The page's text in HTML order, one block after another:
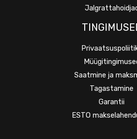
Saatmine ja
Tagastamine
Garantii
ESTO